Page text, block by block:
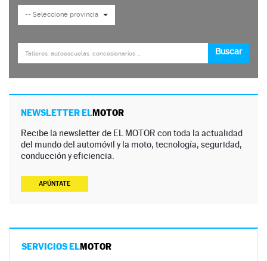
NEWSLETTER ELMOTOR
Recibe la newsletter de EL MOTOR con toda la actualidad
del mundo del automóvil y la moto, tecnología, seguridad,
conducción y eficiencia.
APÚNTATE
SERVICIOS ELMOTOR